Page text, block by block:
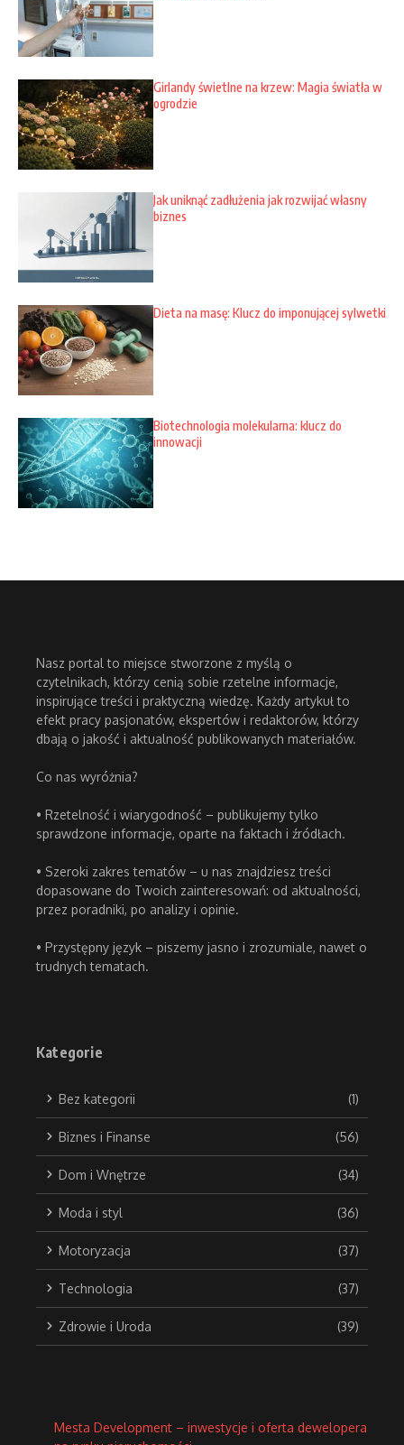
Girlandy świetlne na krzew: Magia światła w
ogrodzie
Jak uniknąć zadłużenia jak rozwijać własny
biznes
Dieta na masę: Klucz do imponującej sylwetki
Biotechnologia molekularna: klucz do
innowacji
Nasz portal to miejsce stworzone z myślą o
czytelnikach, którzy cenią sobie rzetelne informacje,
inspirujące treści i praktyczną wiedzę. Każdy artykuł to
efekt pracy pasjonatów, ekspertów i redaktorów, którzy
dbają o jakość i aktualność publikowanych materiałów.
Co nas wyróżnia?
• Rzetelność i wiarygodność – publikujemy tylko
sprawdzone informacje, oparte na faktach i źródłach.
• Szeroki zakres tematów – u nas znajdziesz treści
dopasowane do Twoich zainteresowań: od aktualności,
przez poradniki, po analizy i opinie.
• Przystępny język – piszemy jasno i zrozumiale, nawet o
trudnych tematach.
Kategorie
Bez kategorii (1)
Biznes i Finanse (56)
Dom i Wnętrze (34)
Moda i styl (36)
Motoryzacja (37)
Technologia (37)
Zdrowie i Uroda (39)
Mesta Development – inwestycje i oferta dewelopera